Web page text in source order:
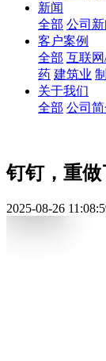
新闻
全部 公司新
客户案例
全部 互联
药 建筑业
关于我们
全部 公司
钉钉，重做
2025-08-26